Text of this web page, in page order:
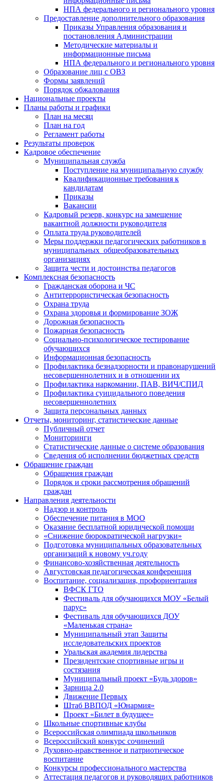
НПА федерального и регионального уровня
Предоставление дополнительного образования
Приказы Управления образования и
постановления Администрации
Методические материалы и
информационные письма
НПА федерального и регионального уровня
Образование лиц с ОВЗ
Формы заявлений
Порядок обжалования
Национальные проекты
Планы работы и графики
План на месяц
План на год
Регламент работы
Результаты проверок
Кадровое обеспечение
Муниципальная служба
Поступление на муниципальную службу
Квалификационные требования к
кандидатам
Приказы
Вакансии
Кадровый резерв, конкурс на замещение
вакантной должности руководителя
Оплата труда руководителей
Меры поддержки педагогических работников в
муниципальных общеобразовательных
организациях
Защита чести и достоинства педагогов
Комплексная безопасность
Гражданская оборона и ЧС
Антитеррористическая безопасность
Охрана труда
Охрана здоровья и формирование ЗОЖ
Дорожная безопасность
Пожарная безопасность
Социально-психологическое тестирование
обучающихся
Информационная безопасность
Профилактика безнадзорности и правонарушений
несовершеннолетних и в отношении их
Профилактика наркомании, ПАВ, ВИЧ/СПИД
Профилактика суицидального поведения
несовершеннолетних
Защита персональных данных
Отчеты, мониторинг, статистические данные
Публичный отчет
Мониторинги
Статистические данные о системе образования
Сведения об исполнении бюджетных средств
Обращение граждан
Обращения граждан
Порядок и сроки рассмотрения обращений
граждан
Направления деятельности
Надзор и контроль
Обеспечение питания в МОО
Оказание бесплатной юридической помощи
«Снижение бюрократической нагрузки»
Подготовка муниципальных образовательных
организаций к новому уч.году
Финансово-хозяйственная деятельность
Августовская педагогическая конференция
Воспитание, социализация, профориентация
ВФСК ГТО
Фестиваль для обучающихся МОУ «Белый
парус»
Фестиваль для обучающихся ДОУ
«Маленькая страна»
Муниципальный этап Защиты
исследовательских проектов
Уральская академия лидерства
Президентские спортивные игры и
состязания
Муниципальный проект «Будь здоров»
Зарница 2.0
Движение Первых
Штаб ВВПОД «Юнармия»
Проект «Билет в будущее»
Школьные спортивные клубы
Всероссийская олимпиада школьников
Всероссийский конкурс сочинений
Духовно-нравственное и патриотическое
воспитание
Конкурсы профессионального мастерства
Аттестация педагогов и руководящих работников